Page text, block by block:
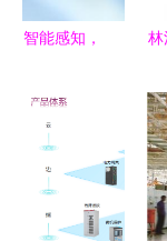
智能感知，
堡盟OX200
輪廓傳感器
賦能高效在
線檢測與多
林
體
滬
領